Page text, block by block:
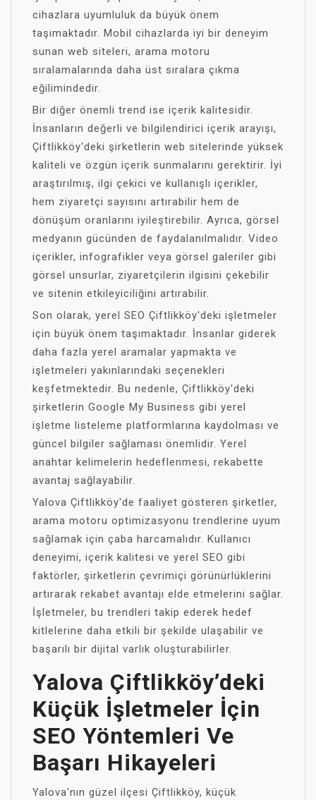
cihazlara uyumluluk da büyük önem
taşımaktadır. Mobil cihazlarda iyi bir deneyim
sunan web siteleri, arama motoru
sıralamalarında daha üst sıralara çıkma
eğilimindedir.
Bir diğer önemli trend ise içerik kalitesidir.
İnsanların değerli ve bilgilendirici içerik arayışı,
Çiftlikköy'deki şirketlerin web sitelerinde yüksek
kaliteli ve özgün içerik sunmalarını gerektirir. İyi
araştırılmış, ilgi çekici ve kullanışlı içerikler,
hem ziyaretçi sayısını artırabilir hem de
dönüşüm oranlarını iyileştirebilir. Ayrıca, görsel
medyanın gücünden de faydalanılmalıdır. Video
içerikler, infografikler veya görsel galeriler gibi
görsel unsurlar, ziyaretçilerin ilgisini çekebilir
ve sitenin etkileyiciliğini artırabilir.
Son olarak, yerel SEO Çiftlikköy'deki işletmeler
için büyük önem taşımaktadır. İnsanlar giderek
daha fazla yerel aramalar yapmakta ve
işletmeleri yakınlarındaki seçenekleri
keşfetmektedir. Bu nedenle, Çiftlikköy'deki
şirketlerin Google My Business gibi yerel
işletme listeleme platformlarına kaydolması ve
güncel bilgiler sağlaması önemlidir. Yerel
anahtar kelimelerin hedeflenmesi, rekabette
avantaj sağlayabilir.
Yalova Çiftlikköy'de faaliyet gösteren şirketler,
arama motoru optimizasyonu trendlerine uyum
sağlamak için çaba harcamalıdır. Kullanıcı
deneyimi, içerik kalitesi ve yerel SEO gibi
faktörler, şirketlerin çevrimiçi görünürlüklerini
artırarak rekabet avantajı elde etmelerini sağlar.
İşletmeler, bu trendleri takip ederek hedef
kitlelerine daha etkili bir şekilde ulaşabilir ve
başarılı bir dijital varlık oluşturabilirler.
Yalova Çiftlikköy’deki
Küçük İşletmeler İçin
SEO Yöntemleri Ve
Başarı Hikayeleri
Yalova'nın güzel ilçesi Çiftlikköy, küçük